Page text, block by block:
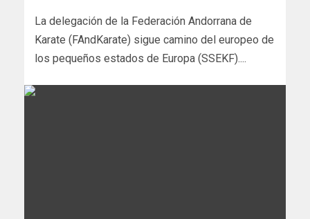
La delegación de la Federación Andorrana de
Karate (FAndKarate) sigue camino del europeo de
los pequeños estados de Europa (SSEKF)....